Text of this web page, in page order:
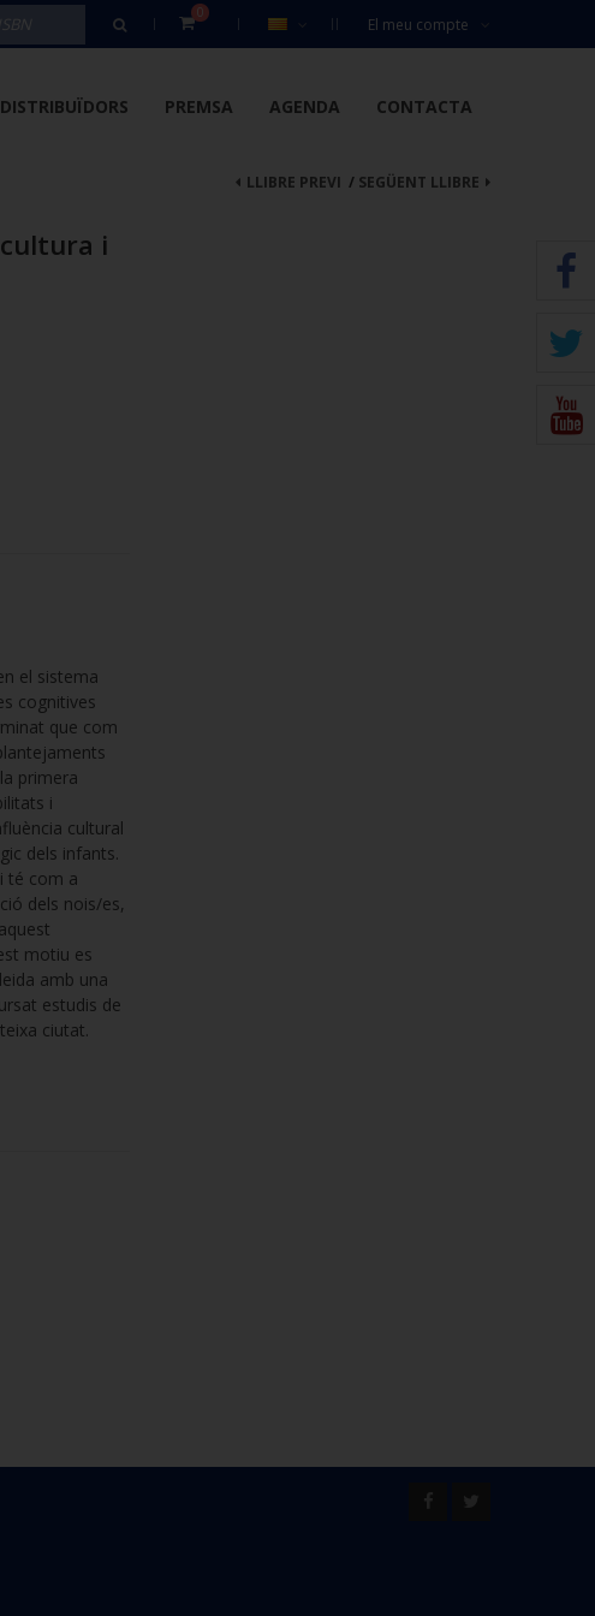
El meu compte
0
DISTRIBUÏDORS PREMSA AGENDA CONTACTA
SEGÜENT LLIBRE
LLIBRE PREVI /
i
el sistema
cognitives
que com
primera
i
cultural
dels infants.
té com a
dels nois/es,
motiu es
amb una
estudis de
ciutat.